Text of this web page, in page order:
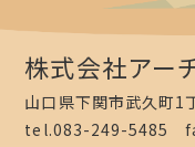
株式会社アー
山口県下関市武久町1
tel.083-249-5485